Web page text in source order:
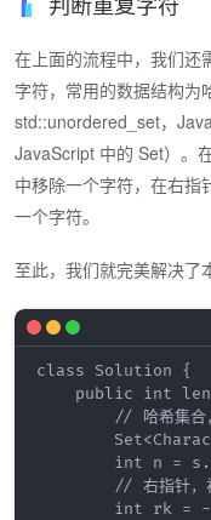
在上面的流程中，我们还
字符，常用的数据结构为
std::unordered_set，
JavaScript 中的 Set）。
中移除一个字符，在右指
一个字符。
至此，我们就完美解决了
class Solution {
public int
// 哈希集合
int n =
// 右指针，
int rk =